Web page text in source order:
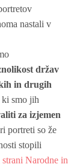
nastali v
držav
in drugih
ki smo jih
za izjemen
portreti so že
stopili
strani Narodne in